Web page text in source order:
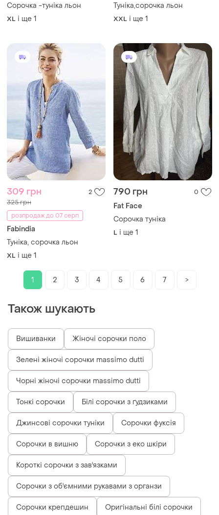
Сорочка -туніка льон
XL і ще 1
Туніка,сорочка льон
XXL і ще 1
309 грн 2
325 грн
розпродаж до 07 серп
Fabindia
Туніка, сорочка льон
XL і ще 1
790 грн 0
Fat Face
Сорочка туніка
L і ще 1
1 2 3 4 5 6 7 >
Також шукають
Вишиванки Жіночі сорочки поло
Зелені жіночі сорочки massimo dutti
Чорні жіночі сорочки massimo dutti
Тонкі сорочки Білі сорочки з ґудзиками
Джинсові сорочки туніки Сорочки фуксія
Сорочки в вишню Сорочки з еко шкіри
Короткі сорочки з зав'язками
Сорочки з об'ємними рукавами з органзи
Сорочки крепдешин Оригінальні білі сорочки